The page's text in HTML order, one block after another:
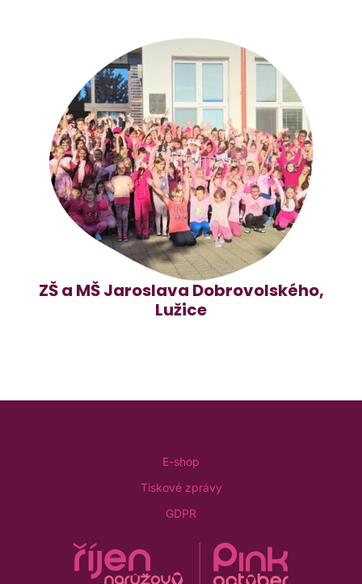
ZŠ a MŠ Jaroslava Dobrovolského,
Lužice
E-shop
Tiskové zprávy
GDPR